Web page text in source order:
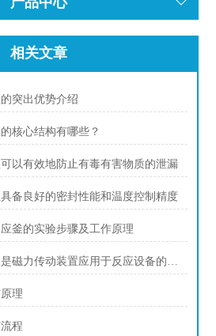
相关文章
突出优势介绍
核心结构有哪些？
以有效地防止有毒有害物质的泄漏
备良好的密封性能和温度控制精度
釜的实验步骤及工作原理
实验室磁力高压反应釜是磁力传动装置应用于反应设备的典型创新
理
程